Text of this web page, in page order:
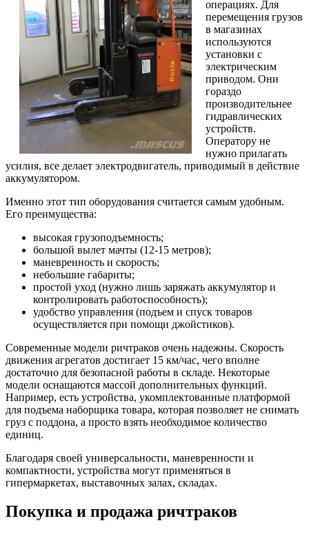
операциях. Для
перемещения грузов
в магазинах
используются
установки с
электрическим
приводом. Они
гораздо
производительнее
гидравлических
устройств.
Оператору не
нужно прилагать
усилия, все делает электродвигатель, приводимый в действие
аккумулятором.
Именно этот тип оборудования считается самым удобным.
Его преимущества:
высокая грузоподъемность;
большой вылет мачты (12-15 метров);
маневренность и скорость;
небольшие габариты;
простой уход (нужно лишь заряжать аккумулятор и
контролировать работоспособность);
удобство управления (подъем и спуск товаров
осуществляется при помощи джойстиков).
Современные модели ричтраков очень надежны. Скорость
движения агрегатов достигает 15 км/час, чего вполне
достаточно для безопасной работы в складе. Некоторые
модели оснащаются массой дополнительных функций.
Например, есть устройства, укомплектованные платформой
для подъема наборщика товара, которая позволяет не снимать
груз с поддона, а просто взять необходимое количество
единиц.
Благодаря своей универсальности, маневренности и
компактности, устройства могут применяться в
гипермаркетах, выставочных залах, складах.
Покупка и продажа ричтраков